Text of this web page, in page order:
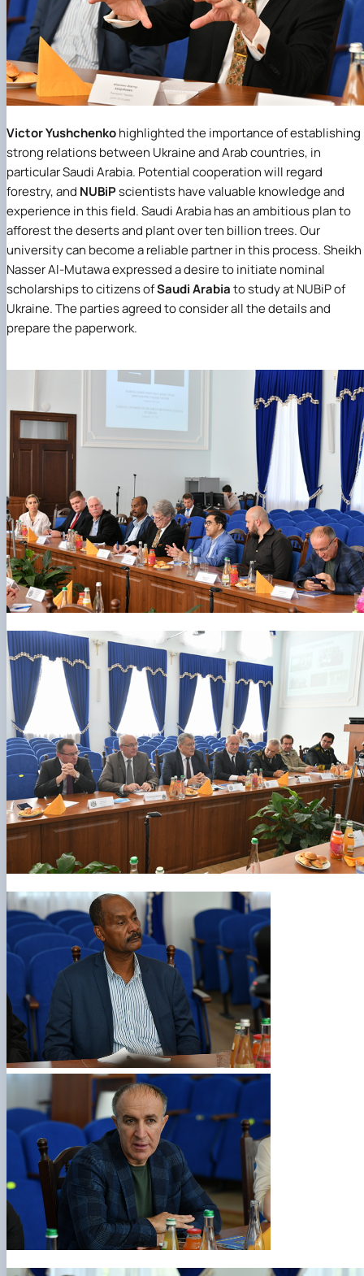
Victor Yushchenkohighlighted the importance of establishing
strong relations between Ukraine and Arab countries, in
particular Saudi Arabia. Potential cooperation will regard
forestry, and NUBiPscientists have valuable knowledge and
experience in this field. Saudi Arabia has an ambitious plan to
afforest the deserts and plant over ten billion trees. Our
university can become a reliable partner in this process. Sheikh
Nasser Al-Mutawa expressed a desire to initiate nominal
scholarships to citizens ofSaudi Arabiato study at NUBiP of
Ukraine. The parties agreed to consider all the details and
prepare the paperwork.